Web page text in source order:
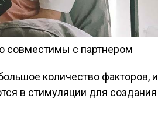
количество факторов, и
в стимуляции для создания